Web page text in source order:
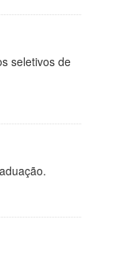
seletivos de